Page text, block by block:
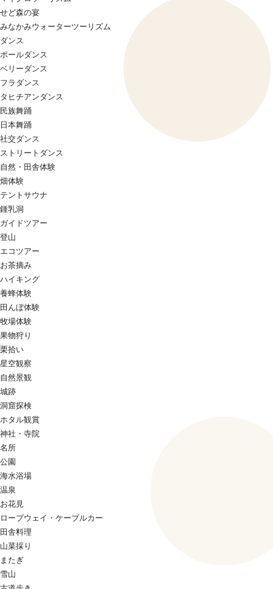
せど森の宴
みなかみウォーターツーリズム
ダンス
ポールダンス
ベリーダンス
フラダンス
タヒチアンダンス
民族舞踊
日本舞踊
社交ダンス
ストリートダンス
自然・田舎体験
畑体験
テントサウナ
鍾乳洞
ガイドツアー
登山
エコツアー
お茶摘み
ハイキング
養蜂体験
田んぼ体験
牧場体験
果物狩り
栗拾い
星空観察
自然景観
城跡
洞窟探検
ホタル観賞
神社・寺院
名所
公園
海水浴場
温泉
お花見
ロープウェイ・ケーブルカー
田舎料理
山菜採り
またぎ
雪山